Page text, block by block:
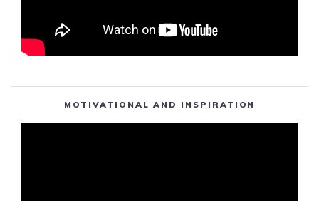
MOTIVATIONAL AND INSPIRATION